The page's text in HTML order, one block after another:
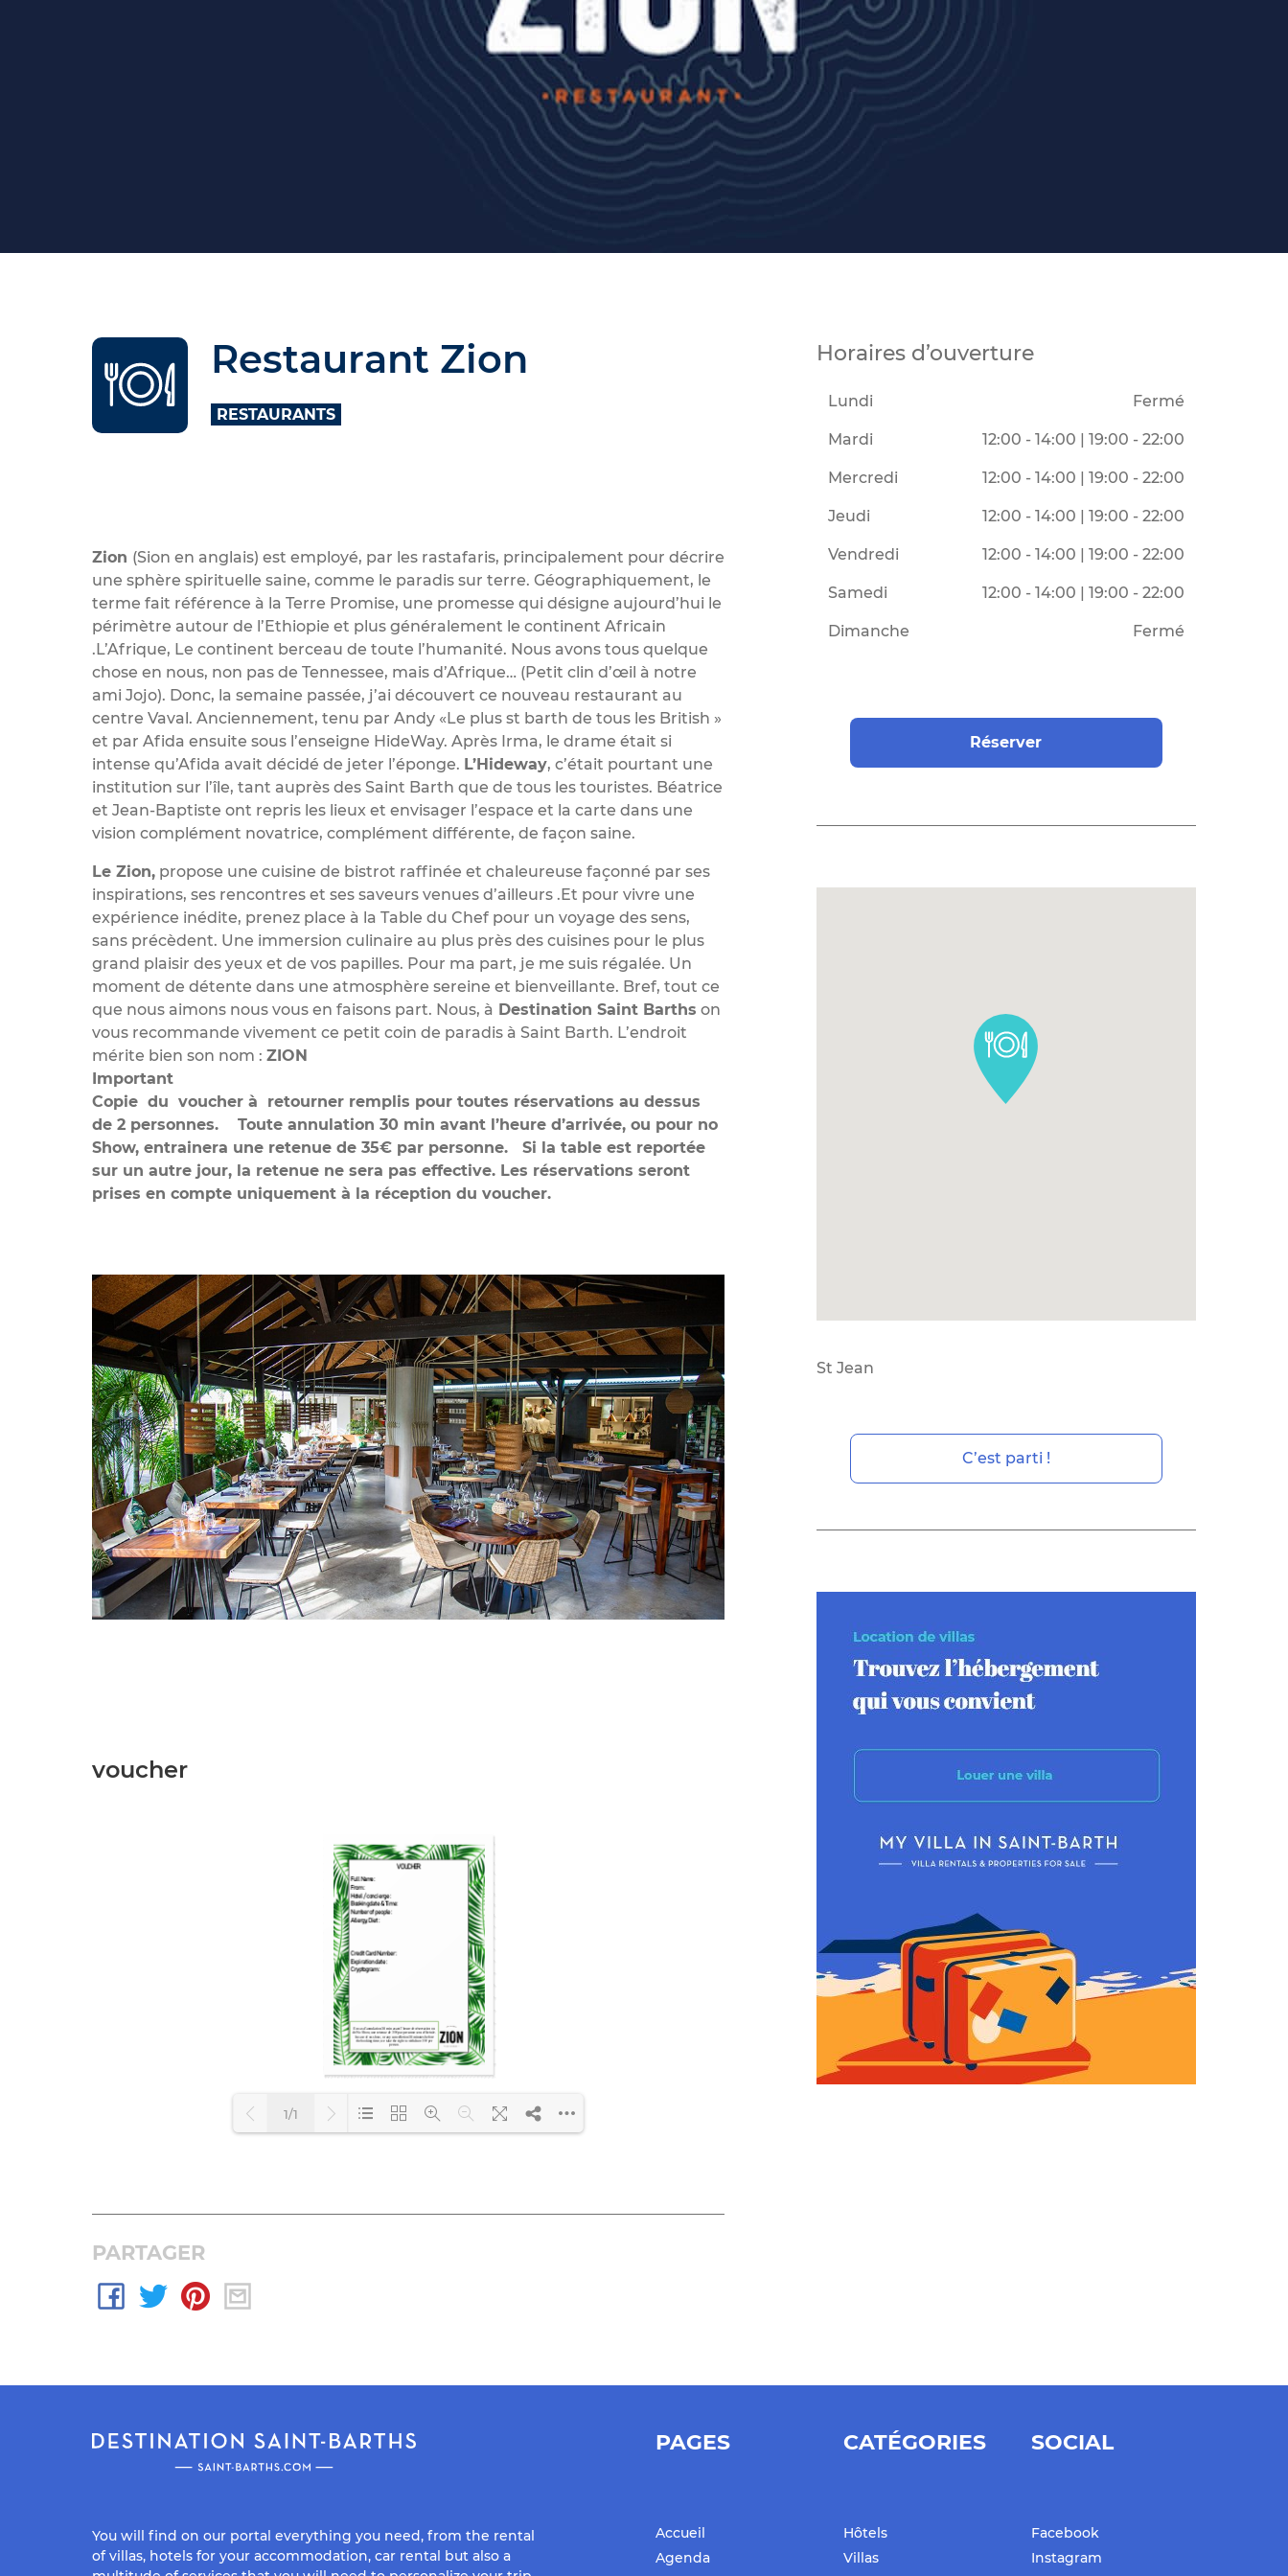
Restaurant Zion
RESTAURANTS
Zion (Sion en anglais) est employé, par les rastafaris, principalement pour décrire
une sphère spirituelle saine, comme le paradis sur terre. Géographiquement, le
terme fait référence à la Terre Promise, une promesse qui désigne aujourd’hui le
périmètre autour de l’Ethiopie et plus généralement le continent Africain
.L’Afrique, Le continent berceau de toute l’humanité. Nous avons tous quelque
chose en nous, non pas de Tennessee, mais d’Afrique… (Petit clin d’œil à notre
ami Jojo). Donc, la semaine passée, j’ai découvert ce nouveau restaurant au
centre Vaval. Anciennement, tenu par Andy «Le plus st barth de tous les British »
et par Afida ensuite sous l’enseigne HideWay. Après Irma, le drame était si
intense qu’Afida avait décidé de jeter l’éponge. L’Hideway, c’était pourtant une
institution sur l’île, tant auprès des Saint Barth que de tous les touristes. Béatrice
et Jean-Baptiste ont repris les lieux et envisager l’espace et la carte dans une
vision complément novatrice, complément différente, de façon saine.
Le Zion, propose une cuisine de bistrot raffinée et chaleureuse façonné par ses
inspirations, ses rencontres et ses saveurs venues d’ailleurs .Et pour vivre une
expérience inédite, prenez place à la Table du Chef pour un voyage des sens,
sans précèdent. Une immersion culinaire au plus près des cuisines pour le plus
grand plaisir des yeux et de vos papilles. Pour ma part, je me suis régalée. Un
moment de détente dans une atmosphère sereine et bienveillante. Bref, tout ce
que nous aimons nous vous en faisons part. Nous, à Destination Saint Barths on
vous recommande vivement ce petit coin de paradis à Saint Barth. L’endroit
mérite bien son nom : ZION
Important
Copie du voucher à retourner remplis pour toutes réservations au dessus
de 2 personnes. Toute annulation 30 min avant l’heure d’arrivée, ou pour no
Show, entrainera une retenue de 35€ par personne. Si la table est reportée
sur un autre jour, la retenue ne sera pas effective. Les réservations seront
prises en compte uniquement à la réception du voucher.
voucher
1/1
PARTAGER
Horaires d’ouverture
Lundi Fermé
Mardi 12:00 - 14:00 | 19:00 - 22:00
Mercredi 12:00 - 14:00 | 19:00 - 22:00
Jeudi 12:00 - 14:00 | 19:00 - 22:00
Vendredi 12:00 - 14:00 | 19:00 - 22:00
Samedi 12:00 - 14:00 | 19:00 - 22:00
Dimanche Fermé
Réserver
St Jean
C’est parti !
You will find on our portal everything you need, from the rental
of villas, hotels for your accommodation, car rental but also a
PAGES
Accueil
Agenda
CATÉGORIES
Hôtels
Villas
SOCIAL
Facebook
Instagram